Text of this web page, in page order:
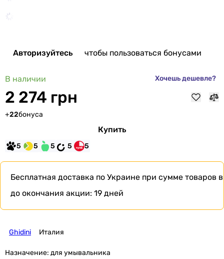
Авторизуйтесь чтобы пользоваться бонусами
В наличии Хочешь дешевле?
2 274 грн
+22бонуса
Купить
5 5 5 5 5
Бесплатная доставка по Украине при сумме товаров
до окончания акции: 19 дней
Ghidini Италия
Назначение: для умывальника